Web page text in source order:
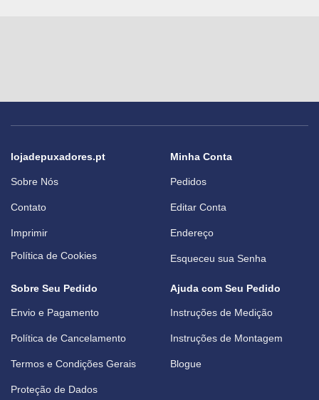
lojadepuxadores.pt
Sobre Nós
Contato
Imprimir
Política de Cookies
Minha Conta
Pedidos
Editar Conta
Endereço
Esqueceu sua Senha
Sobre Seu Pedido
Envio e Pagamento
Política de Cancelamento
Termos e Condições Gerais
Proteção de Dados
Ajuda com Seu Pedido
Instruções de Medição
Instruções de Montagem
Blogue